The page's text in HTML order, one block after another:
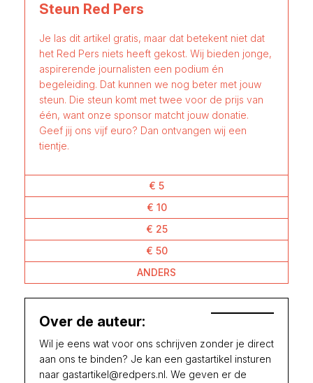
Steun Red Pers
Je las dit artikel gratis, maar dat betekent niet dat
het Red Pers niets heeft gekost. Wij bieden jonge,
aspirerende journalisten een podium én
begeleiding. Dat kunnen we nog beter met jouw
steun. Die steun komt met twee voor de prijs van
één, want onze sponsor matcht jouw donatie.
Geef jij ons vijf euro? Dan ontvangen wij een
tientje.
€ 5
€ 10
€ 25
€ 50
ANDERS
Over de auteur:
Wil je eens wat voor ons schrijven zonder je direct
aan ons te binden? Je kan een gastartikel insturen
naar gastartikel@redpers.nl. We geven er de